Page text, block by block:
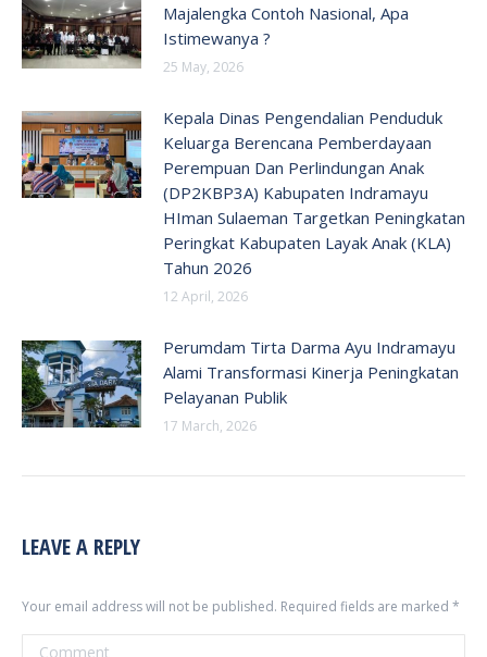
Majalengka Contoh Nasional, Apa
Istimewanya ?
25 May, 2026
Kepala Dinas Pengendalian Penduduk
Keluarga Berencana Pemberdayaan
Perempuan Dan Perlindungan Anak
(DP2KBP3A) Kabupaten Indramayu
HIman Sulaeman Targetkan Peningkatan
Peringkat Kabupaten Layak Anak (KLA)
Tahun 2026
12 April, 2026
Perumdam Tirta Darma Ayu Indramayu
Alami Transformasi Kinerja Peningkatan
Pelayanan Publik
17 March, 2026
LEAVE A REPLY
Your email address will not be published. Required fields are marked *
Comment